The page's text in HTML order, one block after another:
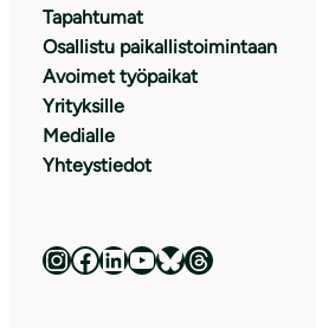
Tapahtumat
Osallistu paikallistoimintaan
Avoimet työpaikat
Yrityksille
Medialle
Yhteystiedot
Luonnonsuojeluliitto Instagramissa Luonnonsuojeluliitto Facebookissa Luonnonsuojeluliitto LinkedInissä Luonnonsuojeluliiton YouTube-kanava Luonnonsuojeluliitto Blueskyssa Luonnonsuojeluliitto Threadsissa